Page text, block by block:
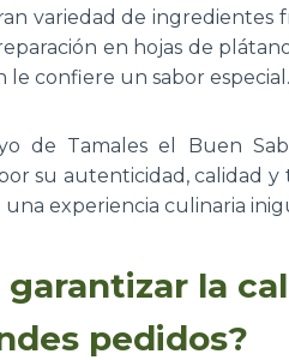
variedad de ingredientes
en hojas de
le confiere un sabor especial.
de Tamales el Buen
su autenticidad, calidad
experiencia culinaria
garantizar la
pedidos?